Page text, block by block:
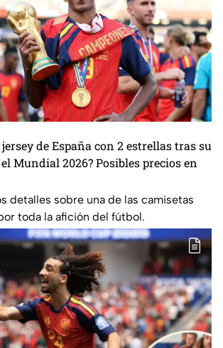
de España con 2 estrellas tras su
Mundial 2026? Posibles precios en
detalles sobre una de las camisetas
toda la afición del fútbol.